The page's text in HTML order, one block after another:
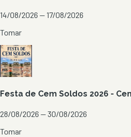
14/08/2026 — 17/08/2026
Tomar
Festa de Cem Soldos 2026 -
28/08/2026 — 30/08/2026
Tomar